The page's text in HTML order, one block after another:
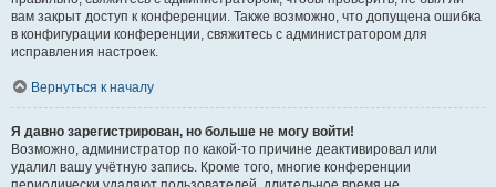
вам закрыт доступ к конференции. Также возможно, что допущена ошибка
в конфигурации конференции, свяжитесь с администратором для
исправления настроек.
Вернуться к началу
Я давно зарегистрирован, но больше не могу войти!
Возможно, администратор по какой-то причине деактивировал или
удалил вашу учётную запись. Кроме того, многие конференции